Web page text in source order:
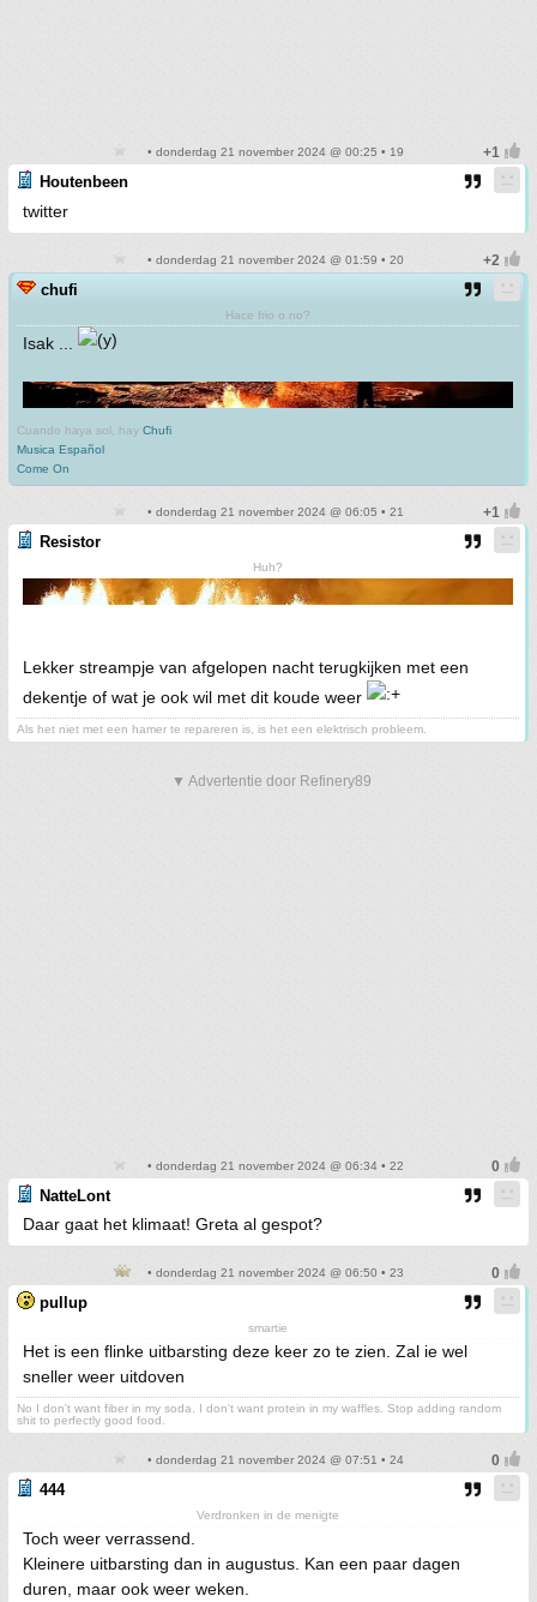
• donderdag 21 november 2024 @ 00:25 • 19
Houtenbeen
twitter
• donderdag 21 november 2024 @ 01:59 • 20
chufi
Hace frio o no?
Isak ...
Cuando haya sol, hay Chufi
Musica Español
Come On
• donderdag 21 november 2024 @ 06:05 • 21
Resistor
Huh?
Lekker streampje van afgelopen nacht terugkijken met een
dekentje of wat je ook wil met dit koude weer
Als het niet met een hamer te repareren is, is het een elektrisch probleem.
▼ Advertentie door Refinery89
• donderdag 21 november 2024 @ 06:34 • 22
NatteLont
Daar gaat het klimaat! Greta al gespot?
• donderdag 21 november 2024 @ 06:50 • 23
pullup
smartie
Het is een flinke uitbarsting deze keer zo te zien. Zal ie wel
sneller weer uitdoven
No I don't want fiber in my soda. I don't want protein in my waffles. Stop adding random
shit to perfectly good food.
• donderdag 21 november 2024 @ 07:51 • 24
444
Verdronken in de menigte
Toch weer verrassend.
Kleinere uitbarsting dan in augustus. Kan een paar dagen
duren, maar ook weer weken.